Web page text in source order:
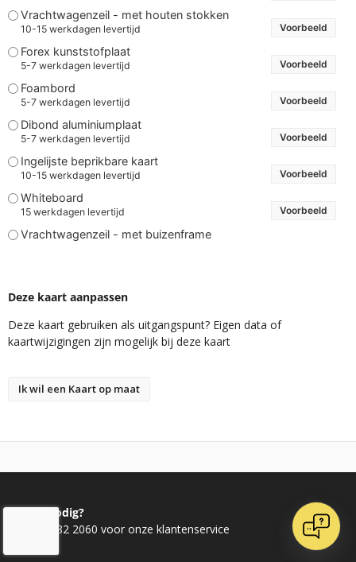
Vrachtwagenzeil - met houten stokken
10-15 werkdagen levertijd Voorbeeld
Forex kunststofplaat
5-7 werkdagen levertijd Voorbeeld
Foambord
5-7 werkdagen levertijd Voorbeeld
Dibond aluminiumplaat
5-7 werkdagen levertijd Voorbeeld
Ingelijste beprikbare kaart
10-15 werkdagen levertijd Voorbeeld
Whiteboard
15 werkdagen levertijd Voorbeeld
Vrachtwagenzeil - met buizenframe
Deze kaart aanpassen
Deze kaart gebruiken als uitgangspunt? Eigen data of
kaartwijzigingen zijn mogelijk bij deze kaart
Ik wil een Kaart op maat
Advies nodig?
Bel 020 482 2060 voor onze klantenservice